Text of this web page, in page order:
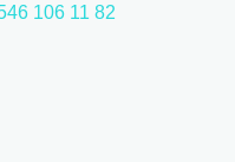
106 11 82